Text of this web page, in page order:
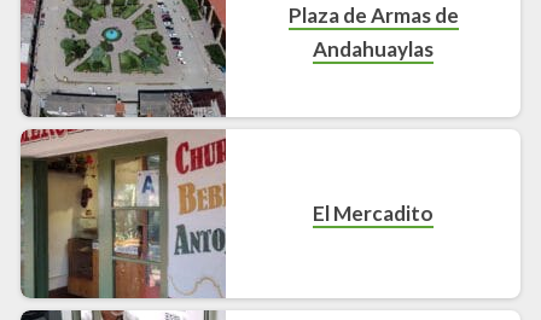
Plaza de Armas de
Andahuaylas
El Mercadito